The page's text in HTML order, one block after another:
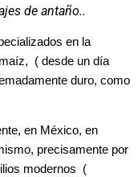
de antaño..
en la
( desde un día
duro, como
en México, en
precisamente por
modernos (